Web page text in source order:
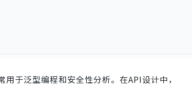
于泛型编程和安全性分析。在API设计中，